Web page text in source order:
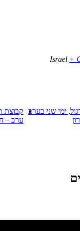
Israel +
ימי שני בערב
קבוצת
ערב –